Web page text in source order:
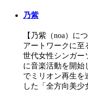
乃紫
【乃紫（noa）に
アートワークに至
世代女性シンガー
に音楽活動を開始
でミリオン再生を
した「全方向美少